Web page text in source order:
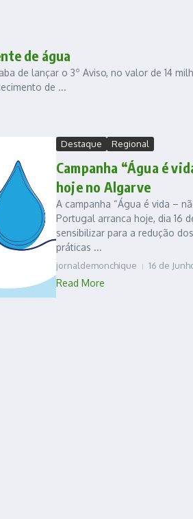
de água
de lançar o 3º Aviso, no valor de 14
de ...
Destaque Regional
Campanha “Água é
hoje no Algarve
A campanha “Água é vida –
Portugal arranca hoje, dia 16
sensibilizar para a redução
práticas ...
jornaldemonchique 16 de
Read More